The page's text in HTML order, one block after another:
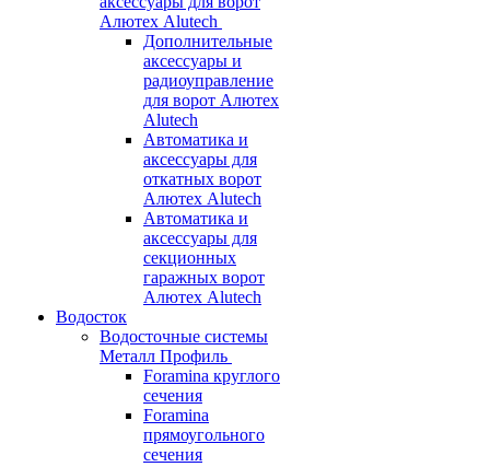
Алютех Alutech
Дополнительные
аксессуары и
радиоуправление
для ворот Алютех
Alutech
Автоматика и
аксессуары для
откатных ворот
Алютех Alutech
Автоматика и
аксессуары для
секционных
гаражных ворот
Алютех Alutech
Водосток
Водосточные системы
Металл Профиль
Foramina круглого
сечения
Foramina
прямоугольного
сечения